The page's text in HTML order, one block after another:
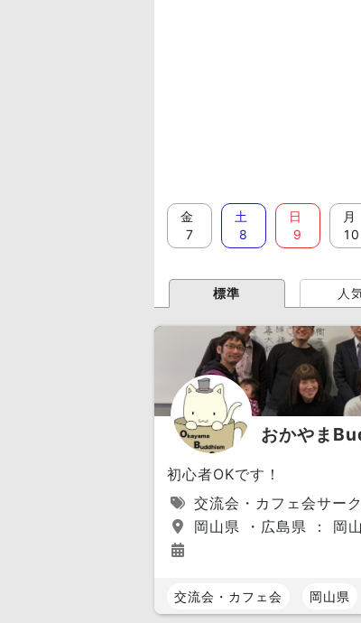
金
7
土
8
日
9
月
10
標準 人
おかやま
初心者OKです！
交流会・カフェ会サー
岡山県 ・広島県 ： 岡
交流会・カフェ会 岡山県